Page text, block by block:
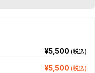
¥5,500 (税込)
¥5,500 (税込)